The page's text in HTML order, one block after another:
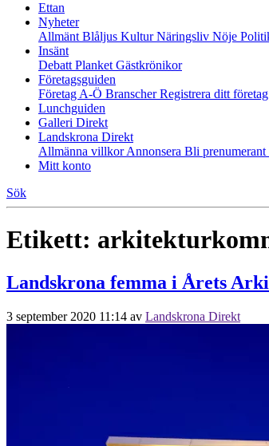
Ettan
Nyheter
Allmänt Blåljus KulturNäringsliv Nöje
Insänt
Debatt Planket Gästkrönikor
Företagsguiden
Företag A-Ö BranscherRegistrera ditt företag
Lunchguiden
Galleri Direkt
Landskrona Direkt
Allmänna villkorAnnonsera Bli prenumerant
Mitt konto
Sök
Etikett:
Landskrona femma i Årets
3 september 2020 11:14 av Landskrona Direkt